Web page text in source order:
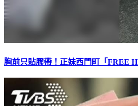
胸前只貼膠帶！正妹西門町「FREE